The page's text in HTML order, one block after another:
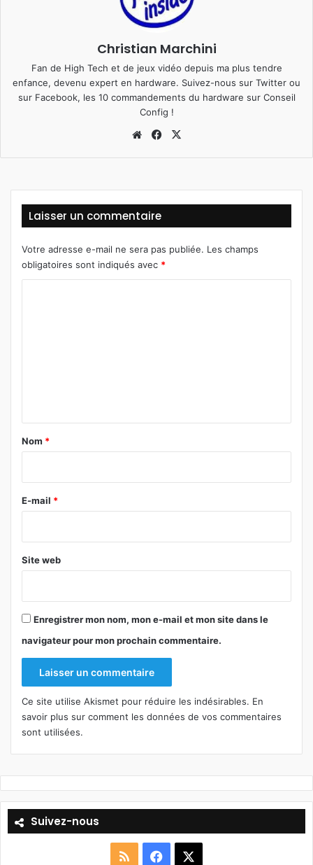
Christian Marchini
Fan de High Tech et de jeux vidéo depuis ma plus tendre
enfance, devenu expert en hardware. Suivez-nous sur Twitter ou
sur Facebook, les 10 commandements du hardware sur Conseil
Config !
We
Fa
Laisser un commentaire
Votre adresse e-mail ne sera pas publiée. Les champs
obligatoires sont indiqués avec *
a
e
Nom *
E-mail *
Site web
Enregistrer mon nom, mon e-mail et mon site dans le
navigateur pour mon prochain commentaire.
Ce site utilise Akismet pour réduire les indésirables. En
savoir plus sur comment les données de vos commentaires
sont utilisées.
Suivez-nous